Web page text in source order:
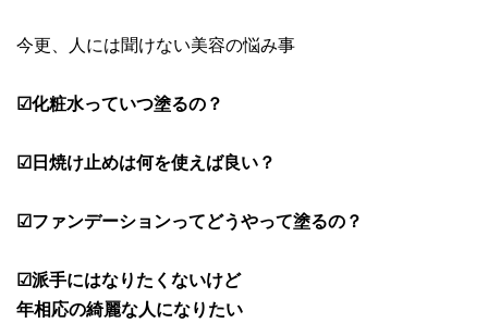
今更、人には聞けない美容の悩み事
☑化粧水っていつ塗るの？
☑日焼け止めは何を使えば良い？
☑ファンデーションってどうやって塗るの？
☑派手にはなりたくないけど
年相応の綺麗な人になりたい